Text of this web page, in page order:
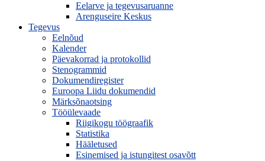
Eelarve ja tegevusaruanne
Arenguseire Keskus
Tegevus
Eelnõud
Kalender
Päevakorrad ja protokollid
Stenogrammid
Dokumendiregister
Euroopa Liidu dokumendid
Märksõnaotsing
Tööülevaade
Riigikogu töögraafik
Statistika
Hääletused
Esinemised ja istungitest osavõtt